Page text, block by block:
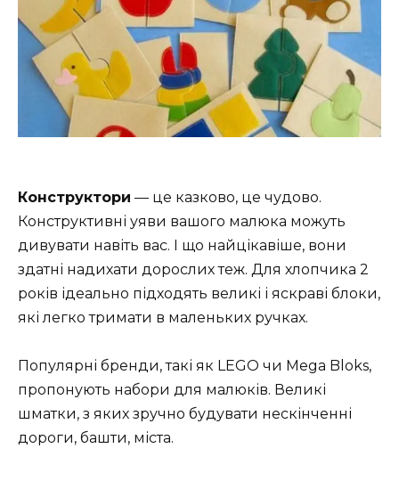
Конструктори — це казково, це чудово.
Конструктивні уяви вашого малюка можуть
дивувати навіть вас. І що найцікавіше, вони
здатні надихати дорослих теж. Для хлопчика 2
років ідеально підходять великі і яскраві блоки,
які легко тримати в маленьких ручках.
Популярні бренди, такі як LEGO чи Mega Bloks,
пропонують набори для малюків. Великі
шматки, з яких зручно будувати нескінченні
дороги, башти, міста.